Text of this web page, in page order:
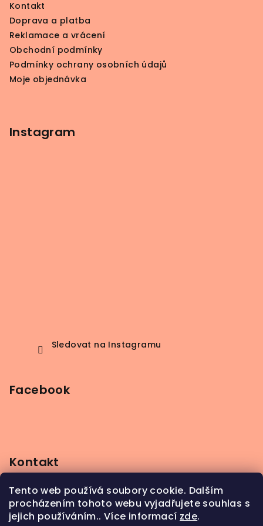
Tento web používá soubory cookie. Dalším
procházením tohoto webu vyjadřujete souhlas s
jejich používáním.. Více informací zde.
Kontakt
Doprava a platba
Reklamace a vrácení
Obchodní podmínky
Podmínky ochrany osobních údajů
Moje objednávka
Instagram
Sledovat na Instagramu
Facebook
Kontakt
info@beerbutik.cz
+420 606 123 111